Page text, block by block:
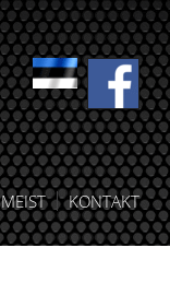
MEIST KONTAKT